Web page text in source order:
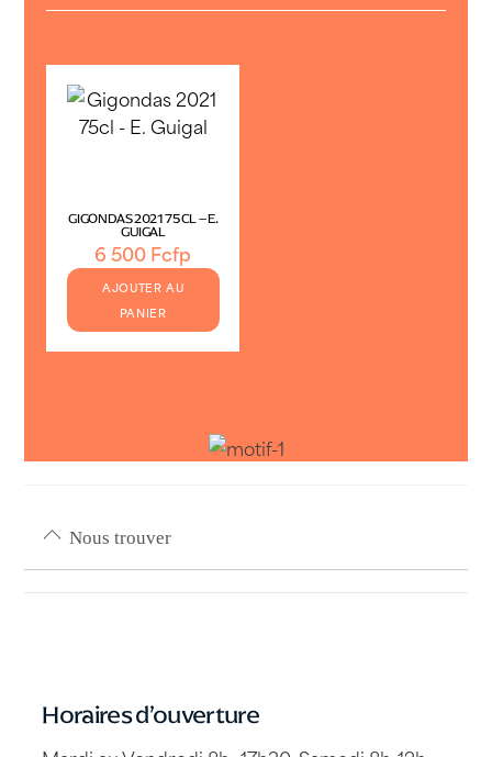
GIGONDAS 2021 75CL – E.
GUIGAL
6 500Fcfp
AJOUTER AU
PANIER
Nous trouver
Horaires d’ouverture